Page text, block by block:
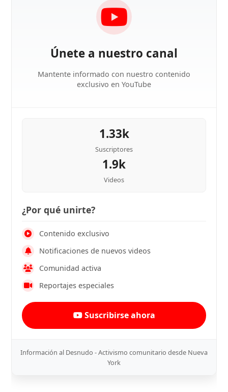
Únete a nuestro canal
Mantente informado con nuestro contenido
exclusivo en YouTube
1.33k
Suscriptores
1.9k
Videos
¿Por qué unirte?
Contenido exclusivo
Notificaciones de nuevos videos
Comunidad activa
Reportajes especiales
Suscribirse ahora
Información al Desnudo - Activismo comunitario desde Nueva
York